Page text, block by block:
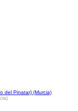
del Pinatar) (Murcia)